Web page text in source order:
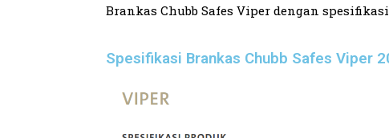
Brankas Chubb Safes Viper dengan
Spesifikasi Brankas Chubb Safes Viper